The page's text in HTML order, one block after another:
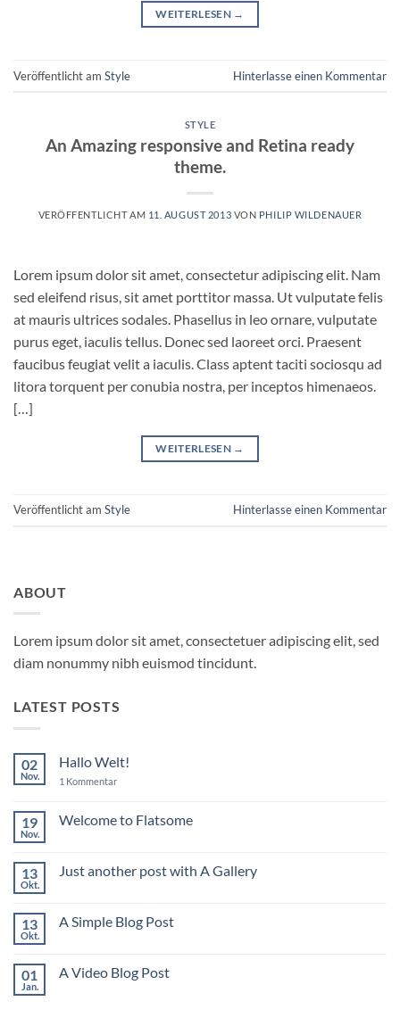
WEITERLESEN →
Veröffentlicht am Style Hinterlasse einen Kommentar
STYLE
An Amazing responsive and Retina ready
theme.
VERÖFFENTLICHT AM 11. AUGUST 2013 VON PHILIP WILDENAUER
Lorem ipsum dolor sit amet, consectetur adipiscing elit. Nam
sed eleifend risus, sit amet porttitor massa. Ut vulputate felis
at mauris ultrices sodales. Phasellus in leo ornare, vulputate
purus eget, iaculis tellus. Donec sed laoreet orci. Praesent
faucibus feugiat velit a iaculis. Class aptent taciti sociosqu ad
litora torquent per conubia nostra, per inceptos himenaeos.
[…]
WEITERLESEN →
Veröffentlicht am Style Hinterlasse einen Kommentar
ABOUT
Lorem ipsum dolor sit amet, consectetuer adipiscing elit, sed
diam nonummy nibh euismod tincidunt.
LATEST POSTS
02
Nov.
Hallo Welt!
1 Kommentarzu
19
Nov.
Welcome to Flatsome
Welcome
13
Okt.
Just another post with A Gallery
Just
A
Gallery
13
Okt.
A Simple Blog Post
A
01
Jan.
A Video Blog Post